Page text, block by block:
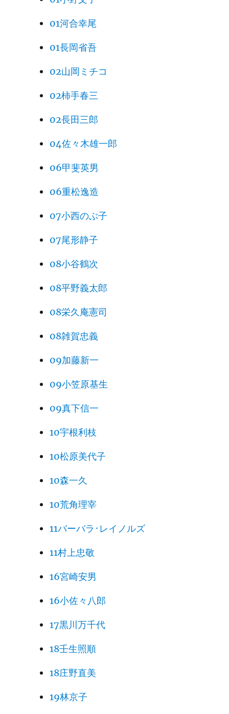
01河合幸尾
01長岡省吾
02山岡ミチコ
02柿手春三
02長田三郎
04佐々木雄一郎
06甲斐英男
06重松逸造
07小西のぶ子
07尾形静子
08小谷鶴次
08平野義太郎
08栄久庵憲司
08雑賀忠義
09加藤新一
09小笠原基生
09真下信一
10宇根利枝
10松原美代子
10森一久
10荒角理宰
11バーバラ･レイノルズ
11村上忠敬
16宮崎安男
16小佐々八郎
17黒川万千代
18壬生照順
18庄野直美
19林京子